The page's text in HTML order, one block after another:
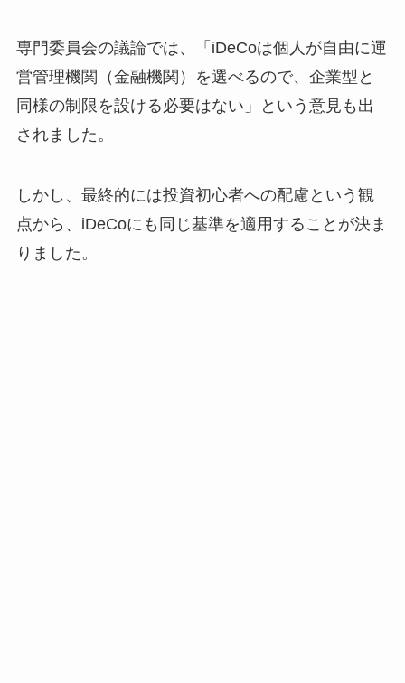
専門委員会の議論では、「iDeCoは個人が自由に運
営管理機関（金融機関）を選べるので、企業型と
同様の制限を設ける必要はない」という意見も出
されました。
しかし、最終的には投資初心者への配慮という観
点から、iDeCoにも同じ基準を適用することが決ま
りました。